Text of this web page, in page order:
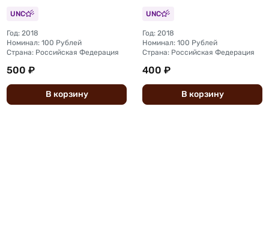
UNC
Год: 2018
Номинал: 100 Рублей
Страна: Российская Федерация
500 ₽
В корзину
UNC
Год: 2018
Номинал: 100 Рублей
Страна: Российская Федерация
400 ₽
В корзину